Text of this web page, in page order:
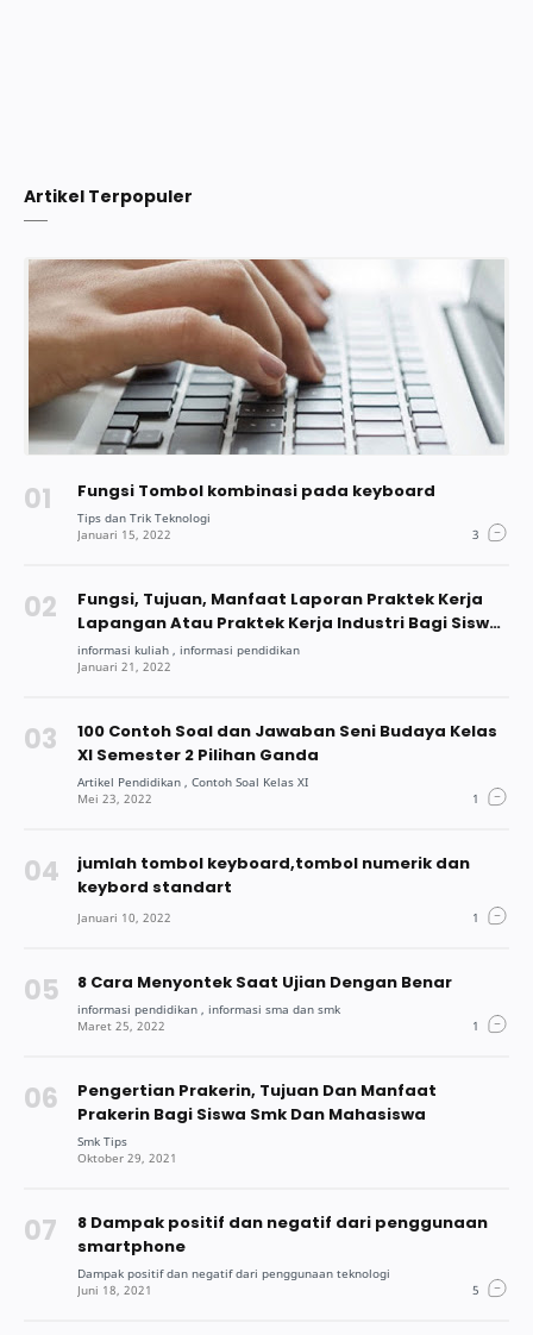
Artikel Terpopuler
Fungsi Tombol kombinasi pada keyboard
Fungsi, Tujuan, Manfaat Laporan Praktek Kerja
Lapangan Atau Praktek Kerja Industri Bagi Siswa
Dan Mahasiswa
100 Contoh Soal dan Jawaban Seni Budaya Kelas
XI Semester 2 Pilihan Ganda
jumlah tombol keyboard,tombol numerik dan
keybord standart
8 Cara Menyontek Saat Ujian Dengan Benar
Pengertian Prakerin, Tujuan Dan Manfaat
Prakerin Bagi Siswa Smk Dan Mahasiswa
8 Dampak positif dan negatif dari penggunaan
smartphone